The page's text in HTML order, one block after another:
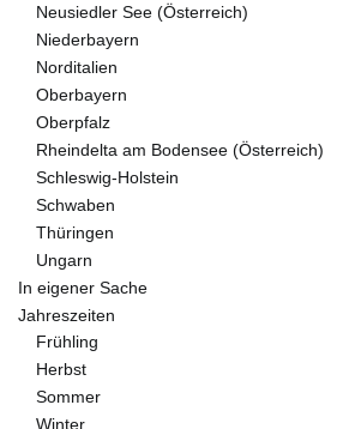
Neusiedler See (Österreich)
Niederbayern
Norditalien
Oberbayern
Oberpfalz
Rheindelta am Bodensee (Österreich)
Schleswig-Holstein
Schwaben
Thüringen
Ungarn
In eigener Sache
Jahreszeiten
Frühling
Herbst
Sommer
Winter